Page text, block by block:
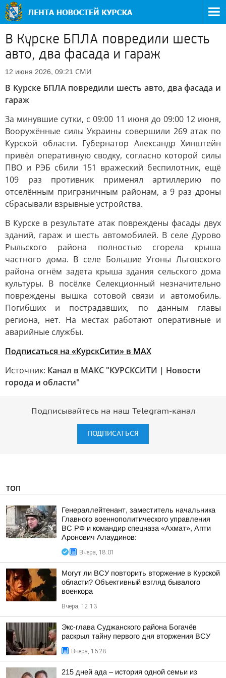
В Курске БПЛА повредили шесть
авто, два фасада и гараж
12 июня 2026, 09:21 СМИ
В Курске БПЛА повредили шесть авто, два фасада и
гараж
За минувшие сутки, с 09:00 11 июня до 09:00 12 июня,
Вооружённые силы Украины совершили 269 атак по
Курской области. Губернатор Александр Хинштейн
привёл оперативную сводку, согласно которой силы
ПВО и РЭБ сбили 151 вражеский беспилотник, ещё
109 раз противник применял артиллерию по
отселённым приграничным районам, а 9 раз дроны
сбрасывали взрывные устройства.
В Курске в результате атак повреждены фасады двух
зданий, гараж и шесть автомобилей. В селе Дурово
Рыльского района полностью сгорела крыша
частного дома. В селе Большие Угоны Льговского
района огнём задета крыша здания сельского дома
культуры. В посёлке Селекционный незначительно
повреждены вышка сотовой связи и автомобиль.
Погибших и пострадавших, по данным главы
региона, нет. На местах работают оперативные и
аварийные службы.
Подписаться на «КурскСити» в МАХ
Источник: Канал в МАКС "КУРСКСИТИ | Новости
города и области"
Подписывайтесь на наш Telegram-канал
ПОДПИСАТЬСЯ
ТОП
Генераллейтенант, заместитель начальника
Главного военнополитического управления
ВС РФ и командир спецназа «Ахмат», Апти
Аронович Алаудинов:
Вчера, 18:01
Могут ли ВСУ повторить вторжение в Курской
области? Объективный взгляд бывалого
военкора
Вчера, 12:13
Экс-глава Суджанского района Богачёв
раскрыл тайну первого дня вторжения ВСУ
Вчера, 16:28
215 дней ада – история одной семьи из